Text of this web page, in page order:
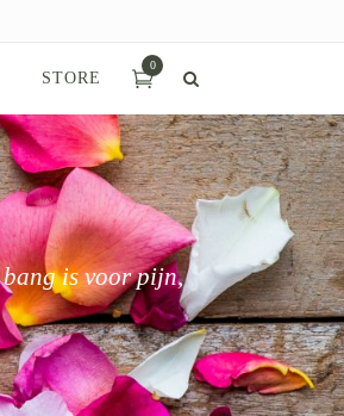
0
STORE
bang is voor pijn,